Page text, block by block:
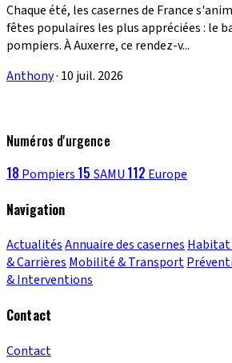
Chaque été, les casernes de France
fêtes populaires les plus appréciées : le
pompiers. À Auxerre, ce rendez-v...
Anthony· 10 juil. 2026
Numéros d'urgence
18 Pompiers 15 SAMU 112 Europe
Navigation
ActualitésAnnuaire des casernes Habitat
& Carrières Mobilité & Transport
& Interventions
Contact
Contact